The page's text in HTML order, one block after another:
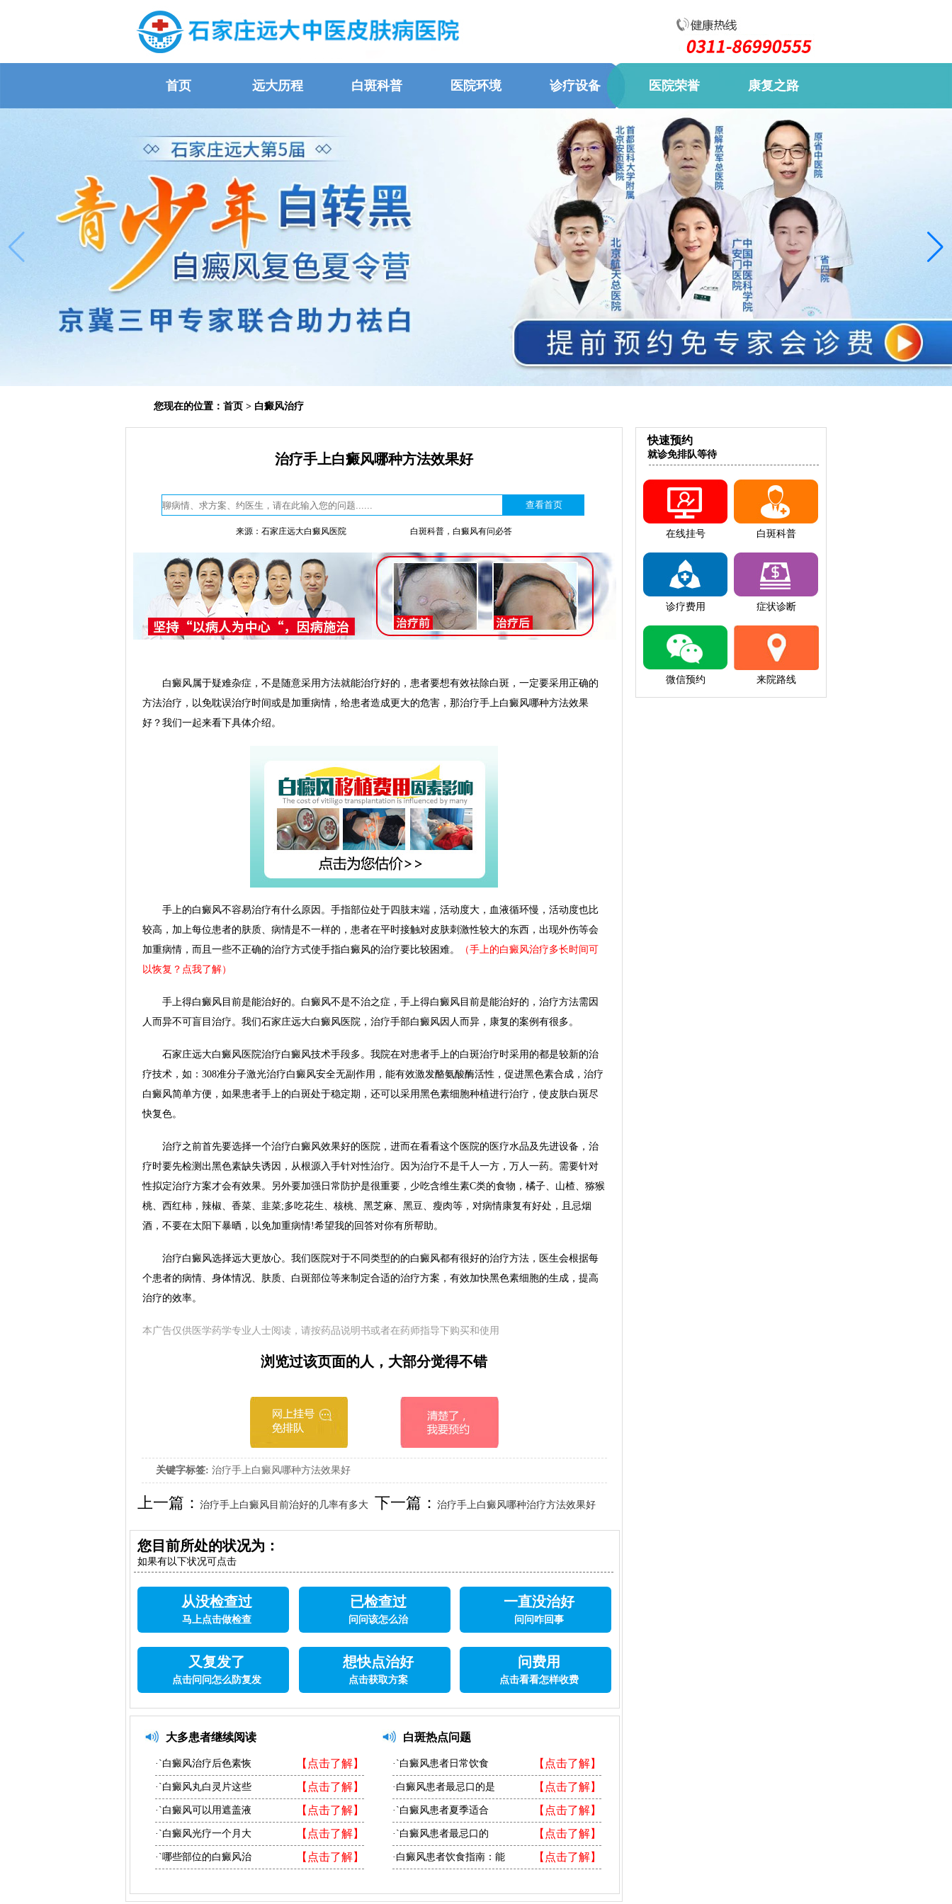
首页 远大历程 白斑科普 医院环境 诊疗设备 医院荣誉 康复之路
您现在的位置： 首页 > 白癜风治疗
治疗手上白癜风哪种方法效果好
来源：石家庄远大白癜风医院 白斑科普，白癜风有问必答
白癜风属于疑难杂症，不是随意采用方法就能治疗好的，患者要想有效祛除白斑，一定要采用正确的
方法治疗，以免耽误治疗时间或是加重病情，给患者造成更大的危害，那治疗手上白癜风哪种方法效果
好？我们一起来看下具体介绍。
手上的白癜风不容易治疗有什么原因。手指部位处于四肢末端，活动度大，血液循环慢，活动度也比
较高，加上每位患者的肤质、病情是不一样的，患者在平时接触对皮肤刺激性较大的东西，出现外伤等会
加重病情，而且一些不正确的治疗方式使手指白癜风的治疗要比较困难。
（手上的白癜风治疗多长时间可
以恢复？点我了解）
手上得白癜风目前是能治好的。白癜风不是不治之症，手上得白癜风目前是能治好的，治疗方法需因
人而异不可盲目治疗。我们石家庄远大白癜风医院，治疗手部白癜风因人而异，康复的案例有很多。
石家庄远大白癜风医院治疗白癜风技术手段多。我院在对患者手上的白斑治疗时采用的都是较新的治
疗技术，如：308准分子激光治疗白癜风安全无副作用，能有效激发酪氨酸酶活性，促进黑色素合成，治疗
白癜风简单方便，如果患者手上的白斑处于稳定期，还可以采用黑色素细胞种植进行治疗，使皮肤白斑尽
快复色。
治疗之前首先要选择一个治疗白癜风效果好的医院，进而在看看这个医院的医疗水品及先进设备，治
疗时要先检测出黑色素缺失诱因，从根源入手针对性治疗。因为治疗不是千人一方，万人一药。需要针对
性拟定治疗方案才会有效果。另外要加强日常防护是很重要，少吃含维生素C类的食物，橘子、山楂、猕猴
桃、西红柿，辣椒、香菜、韭菜;多吃花生、核桃、黑芝麻、黑豆、瘦肉等，对病情康复有好处，且忌烟
酒，不要在太阳下暴晒，以免加重病情!希望我的回答对你有所帮助。
治疗白癜风选择远大更放心。我们医院对于不同类型的的白癜风都有很好的治疗方法，医生会根据每
个患者的病情、身体情况、肤质、白斑部位等来制定合适的治疗方案，有效加快黑色素细胞的生成，提高
治疗的效率。
本广告仅供医学药学专业人士阅读，请按药品说明书或者在药师指导下购买和使用
浏览过该页面的人，大部分觉得不错
关键字标签: 治疗手上白癜风哪种方法效果好
上一篇：治疗手上白癜风目前治好的几率有多大 下一篇：治疗手上白癜风哪种治疗方法效果好
您目前所处的状况为：
如果有以下状况可点击
从没检查过
马上点击做检查
已检查过
问问该怎么治
一直没治好
问问咋回事
又复发了
点击问问怎么防复发
想快点治好
点击获取方案
问费用
点击看看怎样收费
大多患者继续阅读
【点击了解】
·`白癜风治疗后色素恢
【点击了解】
·`白癜风丸白灵片这些
【点击了解】
·`白癜风可以用遮盖液
【点击了解】
·`白癜风光疗一个月大
【点击了解】
·`哪些部位的白癜风治
白斑热点问题
【点击了解】
·`白癜风患者日常饮食
【点击了解】
·白癜风患者最忌口的是
【点击了解】
·`白癜风患者夏季适合
【点击了解】
·`白癜风患者最忌口的
【点击了解】
·白癜风患者饮食指南：能
快速预约
就诊免排队等待
在线挂号 白斑科普
诊疗费用 症状诊断
微信预约 来院路线